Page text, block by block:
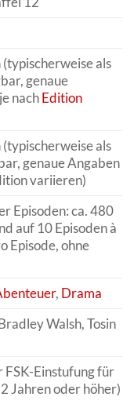
als
genaue
nachEdition
als
genaue Angaben
variieren)
Episoden: ca. 480
auf 10 Episoden à
Episode, ohne
, Drama
Walsh, Tosin
FSK-Einstufung für
Jahren oder höher)